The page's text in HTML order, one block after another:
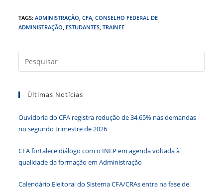
c
e
o
o
k
itt
er
k
e
n
at
s
p
p
ss
e
g
er
tF
n
dl
TAGS:ADMINISTRAÇÃO CFA CONSELHO FEDERAL DE
ADMINISTRAÇÃO ESTUDANTES TRAINEE
a
Últimas Notícias
Ouvidoria do CFA registra redução de 34,65% nas demandas
no segundo trimestre de 2026
CFA fortalece diálogo com o INEP em agenda voltada à
qualidade da formação em Administração
Calendário Eleitoral do Sistema CFA/CRAs entra na fase de